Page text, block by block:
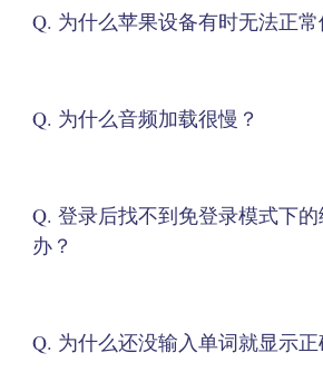
Q. 为什么苹果设备有时无法正常
Q. 为什么音频加载很慢？
Q. 登录后找不到免登录模式下的
办？
Q. 为什么还没输入单词就显示正